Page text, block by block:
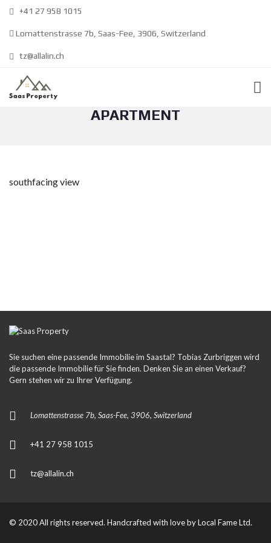
+41 27 958 1015
Lomattenstrasse 7b, Saas-Fee, 3906, Switzerland
tz@allalin.ch
DISTEL RENOVATED 2.5 ROOM
APARTMENT
southfacing view
Sie suchen eine passende Immobilie im Saastal? Tobias Zurbriggen wird
die passende Immobilie für Sie finden. Denken Sie an einen Verkauf?
Gern stehen wir zu Ihrer Verfügung.
Lomattenstrasse 7b, Saas-Fee, 3906, Switzerland
+41 27 958 1015
tz@allalin.ch
© 2020 All rights reserved. Handcrafted with love byLocal Fame Ltd.